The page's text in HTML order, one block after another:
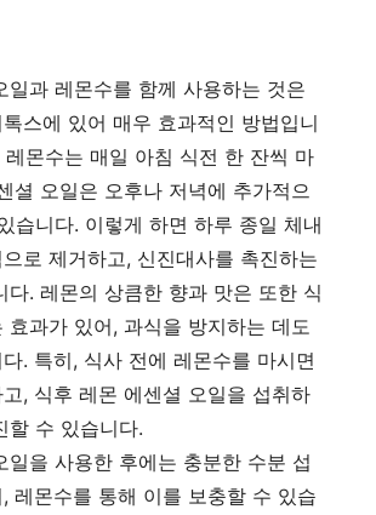
일과 레몬수를 함께 사용하는 것은
스에 있어 매우 효과적인 방법입니
레몬수는 매일 아침 식전 한 잔씩 마
셜 오일은 오후나 저녁에 추가적으
습니다. 이렇게 하면 하루 종일 체내
로 제거하고, 신진대사를 촉진하는
다. 레몬의 상큼한 향과 맛은 또한 식
효과가 있어, 과식을 방지하는 데도
. 특히, 식사 전에 레몬수를 마시면
, 식후 레몬 에센셜 오일을 섭취하
할 수 있습니다.
일을 사용한 후에는 충분한 수분 섭
레몬수를 통해 이를 보충할 수 있습